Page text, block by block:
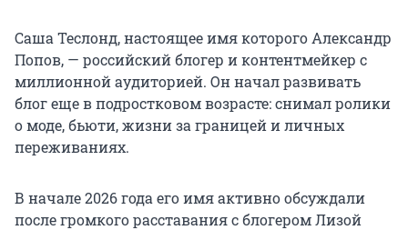
Саша Теслонд, настоящее имя которого Александр
Попов, — российский блогер и контентмейкер с
миллионной аудиторией. Он начал развивать
блог еще в подростковом возрасте: снимал ролики
о моде, бьюти, жизни за границей и личных
переживаниях.
В начале 2026 года его имя активно обсуждали
после громкого расставания с блогером Лизой